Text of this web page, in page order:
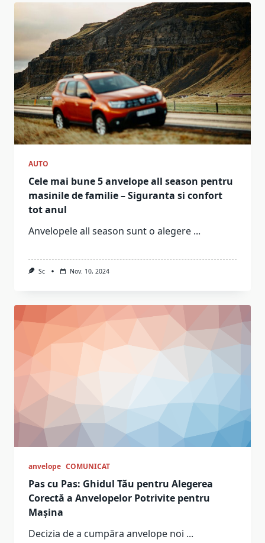
AUTO
Cele mai bune 5 anvelope all season pentru
masinile de familie – Siguranta si confort
tot anul
Anvelopele all season sunt o alegere ...
Sc Nov. 10, 2024
anvelope COMUNICAT
Pas cu Pas: Ghidul Tău pentru Alegerea
Corectă a Anvelopelor Potrivite pentru
Mașina
Decizia de a cumpăra anvelope noi ...